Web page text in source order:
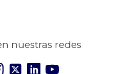
nuestras redes